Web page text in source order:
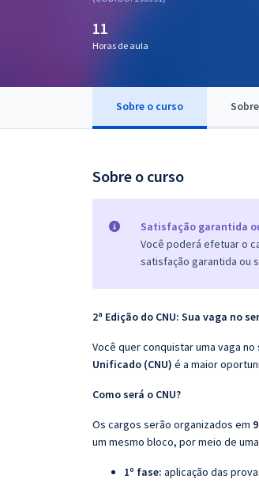
OAB
11
Horas de aula
Sobre o curso
Sobre o curso
Satisfação garantida
Você poderá efetuar o
satisfação garantida ou
2ª Edição do CNU: Sua vaga no
Você quer conquistar uma vaga
Unificado (CNU) é a maior
Como será o CNU?
Os cargos serão organizados em
um mesmo bloco, por meio de uma
1º fase: aplicação das